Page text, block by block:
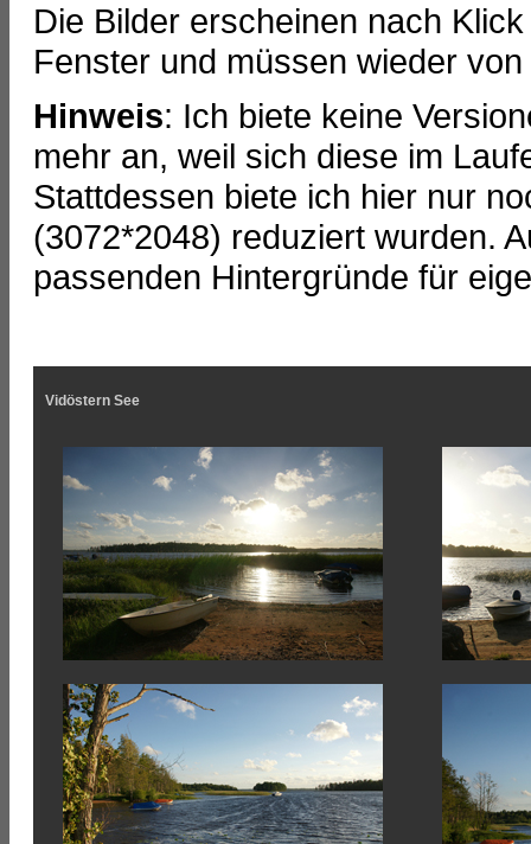
Die Bilder erscheinen nach
Fenster und müssen wieder
Hinweis: Ich biete keine
mehr an, weil sich diese im
Stattdessen biete ich hier nur
(3072*2048) reduziert wurden.
passenden Hintergründe für
Vidöstern See